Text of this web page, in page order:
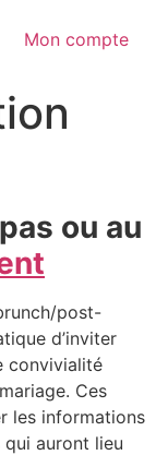
Mon compte
ou au
post-
d’inviter
convivialité
Ces
les informations
auront lieu